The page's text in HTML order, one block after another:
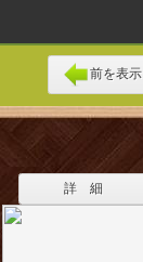
前を表示
詳 細